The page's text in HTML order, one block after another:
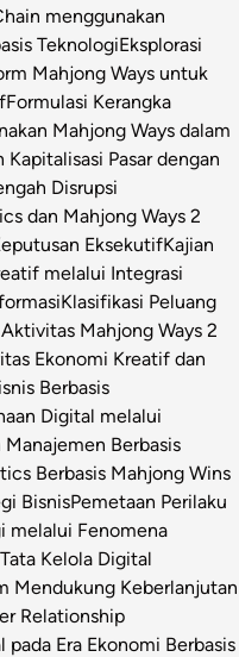
menggunakan
TeknologiEksplorasi
Mahjong Ways untuk
Formulasi Kerangka
Mahjong Ways dalam
Kapitalisasi Pasar dengan
Disrupsi
dan Mahjong Ways 2
EksekutifKajian
melalui Integrasi
Klasifikasi Peluang
Mahjong Ways 2
Ekonomi Kreatif dan
Berbasis
Digital melalui
Berbasis
Berbasis Mahjong Wins
BisnisPemetaan Perilaku
melalui Fenomena
Kelola Digital
Mendukung Keberlanjutan
Relationship
Era Ekonomi Berbasis